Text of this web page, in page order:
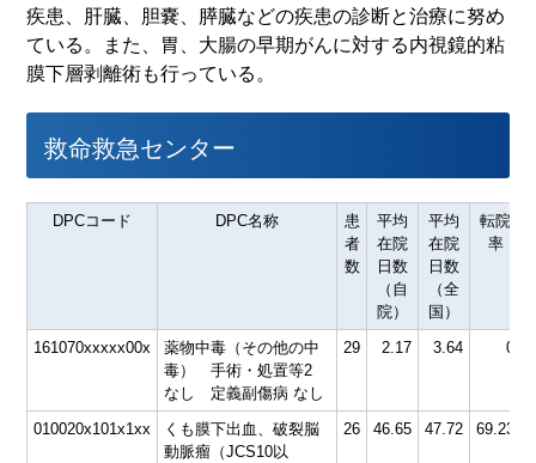
疾患、肝臓、胆嚢、膵臓などの疾患の診断と治療に努め
ている。また、胃、大腸の早期がんに対する内視鏡的粘
膜下層剥離術も行っている。
救命救急センター
DPCコード DPC名称
患
者
数
平均
在院
日数
（自
院）
平均
在院
日数
（全
国）
転院
率
161070xxxxx00x
薬物中毒（その他の中
毒） 手術・処置等2
なし 定義副傷病 なし
29 2.17 3.64 0
010020x101x1xx
くも膜下出血、破裂脳
動脈瘤（JCS10以
26 46.65 47.72 69.23